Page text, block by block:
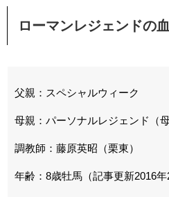
ローマンレジェンドの
父親：スペシャルウィーク
母親：パーソナルレジェンド（
調教師：藤原英昭（栗東）
年齢：8歳牡馬（記事更新2016年